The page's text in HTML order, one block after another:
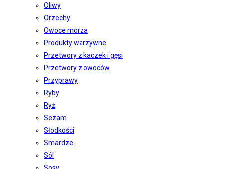
Oliwy
Orzechy
Owoce morza
Produkty warzywne
Przetwory z kaczek i gęsi
Przetwory z owoców
Przyprawy
Ryby
Ryż
Sezam
Słodkości
Smardze
Sól